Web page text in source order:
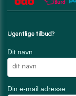
Ugentlige tilbud?
Dit navn
Din e-mail adresse